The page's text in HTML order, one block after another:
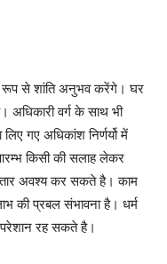
से शांति अनुभव करेंगे। घर
वर्ग के साथ भी
लिए गए अधिकांश निर्णर्यो में
किसी की सलाह लेकर
अवश्य कर सकते है। काम
की प्रबल संभावना है। धर्म
रह सकते है।